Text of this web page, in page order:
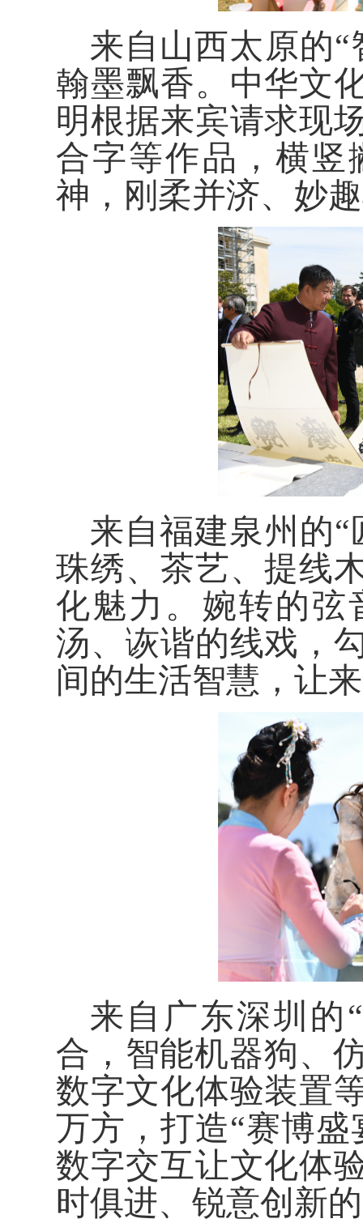
来自山西太原的
翰墨飘香。中华文
明根据来宾请求现
合字等作品，横竖
神，刚柔并济、妙
来自福建泉州的
珠绣、茶艺、提线
化魅力。婉转的弦
汤、诙谐的线戏，
间的生活智慧，让
来自广东深圳的
合，智能机器狗、
数字文化体验装置
万方，打造“赛博
数字交互让文化体
时俱进、锐意创新